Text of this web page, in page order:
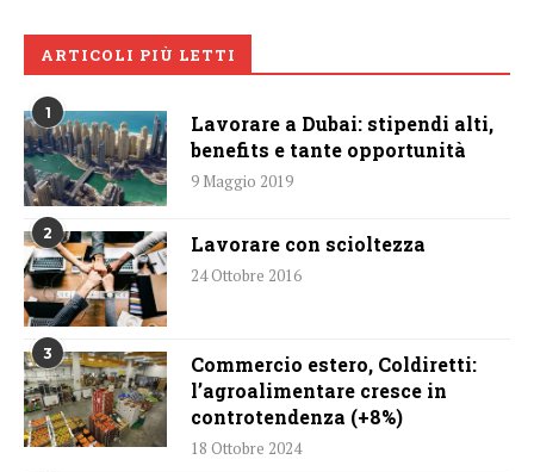
ARTICOLI PIÙ LETTI
1
Lavorare a Dubai: stipendi alti,
benefits e tante opportunità
9 Maggio 2019
2 Lavorare con scioltezza
24 Ottobre 2016
3
Commercio estero, Coldiretti:
l’agroalimentare cresce in
controtendenza (+8%)
18 Ottobre 2024